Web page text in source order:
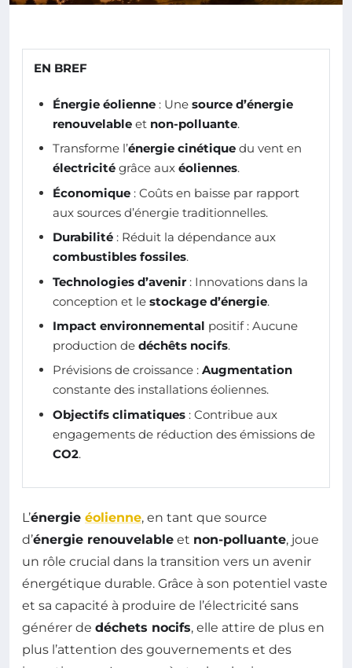
EN BREF
Énergie éolienne : Une source d’énergie
renouvelable et non-polluante.
Transforme l’énergie cinétique du vent en
électricité grâce aux éoliennes.
Économique : Coûts en baisse par rapport
aux sources d’énergie traditionnelles.
Durabilité : Réduit la dépendance aux
combustibles fossiles.
Technologies d’avenir : Innovations dans la
conception et le stockage d’énergie.
Impact environnemental positif : Aucune
production de déchêts nocifs.
Prévisions de croissance : Augmentation
constante des installations éoliennes.
Objectifs climatiques : Contribue aux
engagements de réduction des émissions de
CO2.
L’énergie éolienne, en tant que source
d’énergie renouvelable et non-polluante, joue
un rôle crucial dans la transition vers un avenir
énergétique durable. Grâce à son potentiel vaste
et sa capacité à produire de l’électricité sans
générer de déchets nocifs, elle attire de plus en
plus l’attention des gouvernements et des